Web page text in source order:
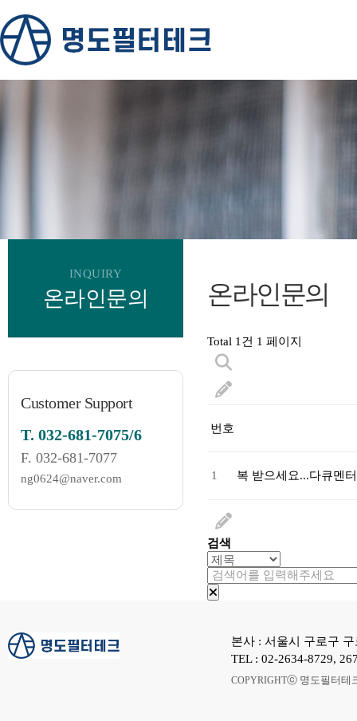
INQUIRY
온라인문의
Customer Support
T. 032-681-7075/6
F. 032-681-7077
ng0624@naver.com
온라인문의
Total 1건 1 페이지
번호
1 복 받으세요...다큐멘
검색
본사 : 서울시 구로구
TEL : 02-2634-8729,
COPYRIGHTⓒ 명도필터테